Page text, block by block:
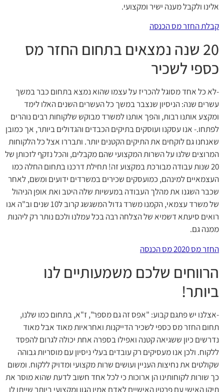
אלינו ולקבל מענה ישיר ומקצועי.
קבלת החזר מס הכנסה
20 שנה נמצאים בתחום החזר מס
כספי לשכיר
-לא כל אחד מסוגל להכריז על עצמו שהוא נמצא בתחום כבר במשך
עשרים שנה: הניסיון שנצבר במשך כל העשרים השנים האלו לימד
ומקצע אותנו רבות, והפך אותנו למשרד מבוקש שלקוחות רבים נוהרים
לפתחו.- אנו עסקנו ועוסקים בתיקים הכבדים והגדולים ביותר, אך כמובן
שאנחנו גם לוקחים את התיקים הקטנים יותר. ותבררו אצל כל הלקוחות
המרוצים שלנו על השרות המקצועי שהם מקבלים, והכל נזקף לזכותן של
20 שנות עבודה מבורכת במקצוע זה! תחילת דרכנו בתחום החלה כמו
העצמאיים למינהם, כמועסקים שכירים במשרדים ידועים ומשם, לאחר
שכבר השגנו את מהלך העבודה במעשיות שלה היטב ואת אופן הניהול
של משרד עצמאי, הקמנו משרד גדול המשגשג קרוב ל10 שנים וב"ה אנו
רואים סיעתא דשמיא של הצלחה רבה בכל עמלנו ולכם נותר רק ליהנות
ממנה גם.
החזר מס 2020 מס הכנסה
הרווחים שלכם משמעותיים לנו
ביותר!
-אצלנו יש פתגם קבוע: "אפס זה גם מספר", ז"א, בתחום כמו שלנו,
תחום החזר מס כספי לשכיר הדייקנות ואחראיות מאוד אבל מאוד
נדרשים כיון ששגיאה קטנה ואפילו בספרה אחת יכולה לגרום להפסד
ללקוח. ולכן אנו מעסיקים רק עובדים בעלי ניסיון עם מוסריות גבוהה
שקולטים את נחיצות העניין ועושים שרות מקצועי ומדויק ללקוח. ומשום
כך שורות לקוחותינו הן ארוכות כי לכל אחד חשוב לדעת שהוא מוסר את
תיקו האישי עם פרטיו האישיים לאדם אמין הגון ומקצועי ביותר שייתן לו